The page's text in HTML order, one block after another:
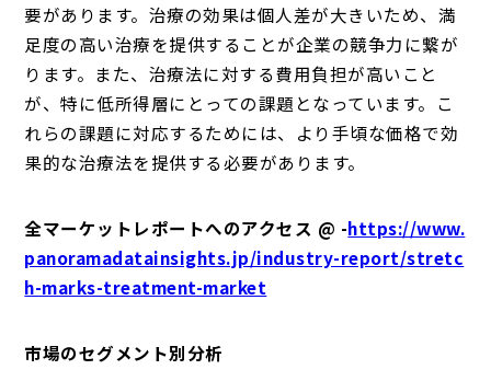
要があります。治療の効果は個人差が大きいため、満
足度の高い治療を提供することが企業の競争力に繋が
ります。また、治療法に対する費用負担が高いこと
が、特に低所得層にとっての課題となっています。こ
れらの課題に対応するためには、より手頃な価格で効
果的な治療法を提供する必要があります。
全マーケットレポートへのアクセス @ -https://www.
panoramadatainsights.jp/industry-report/stretc
h-marks-treatment-market
市場のセグメント別分析